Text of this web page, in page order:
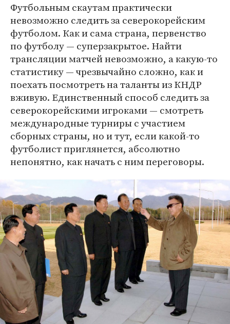
Футбольным скаутам практически
невозможно следить за северокорейским
футболом. Как и сама страна, первенство
по футболу — суперзакрытое. Найти
трансляции матчей невозможно, а какую-то
статистику — чрезвычайно сложно, как и
поехать посмотреть на таланты из КНДР
вживую. Единственный способ следить за
северокорейскими игроками — смотреть
международные турниры с участием
сборных страны, но и тут, если какой-то
футболист приглянется, абсолютно
непонятно, как начать с ним переговоры.